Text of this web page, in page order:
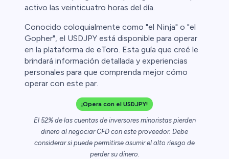
activo las veinticuatro horas del día.
Conocido coloquialmente como "el Ninja" o "el
Gopher", el USDJPY está disponible para operar
en la plataforma de eToro. Esta guía que creé le
brindará información detallada y experiencias
personales para que comprenda mejor cómo
operar con este par.
¡Opera con el USDJPY!
El 52% de las cuentas de inversores minoristas pierden
dinero al negociar CFD con este proveedor. Debe
considerar si puede permitirse asumir el alto riesgo de
perder su dinero.